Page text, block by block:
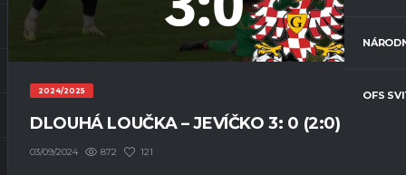
OFS
2024/2025
DLOUHÁ LOUČKA – JEVÍČKO 3: 0 (2:0)
03/09/2024 872 121